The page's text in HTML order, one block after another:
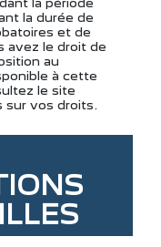
la durée de
et de
avez le droit de
au
à cette
le site
sur vos droits.